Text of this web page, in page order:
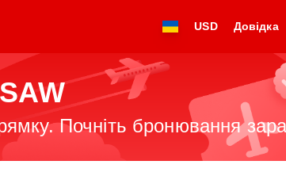
USD Довідка
Почніть бронювання